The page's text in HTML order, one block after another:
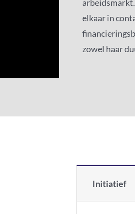
elkaar in
zowel haar
Initiatief